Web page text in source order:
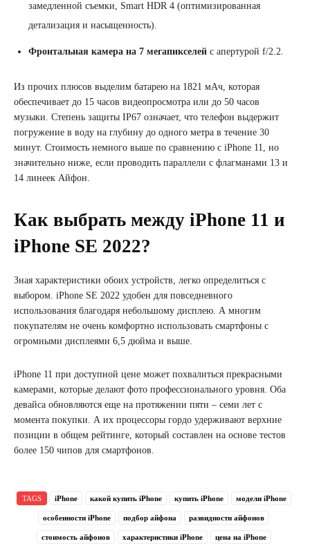
замедленной съемки, Smart HDR 4 (оптимизированная
детализация и насыщенность).
Фронтальная камера на 7 мегапикселей с апертурой f/2.2.
Из прочих плюсов выделим батарею на 1821 мАч, которая
обеспечивает до 15 часов видеопросмотра или до 50 часов
музыки. Степень защиты IP67 означает, что телефон выдержит
погружение в воду на глубину до одного метра в течение 30
минут. Стоимость немного выше по сравнению с iPhone 11, но
значительно ниже, если проводить параллели с флагманами 13 и
14 линеек Айфон.
Как выбрать между iPhone 11 и
iPhone SE 2022?
Зная характеристики обоих устройств, легко определиться с
выбором. iPhone SE 2022 удобен для повседневного
использования благодаря небольшому дисплею. А многим
покупателям не очень комфортно использовать смартфоны с
огромными дисплеями 6,5 дюйма и выше.
iPhone 11 при доступной цене может похвалиться прекрасными
камерами, которые делают фото профессионального уровня. Оба
девайса обновляются еще на протяжении пяти – семи лет с
момента покупки. А их процессоры гордо удерживают верхние
позиции в общем рейтинге, который составлен на основе тестов
более 150 чипов для смартфонов.
TAGS iPhone какой купить iPhone купить iPhone модели iPhone
особенности iPhone подбор айфона развидности айфонов
стоимость айфонов характеристики iPhonе цена на iPhone